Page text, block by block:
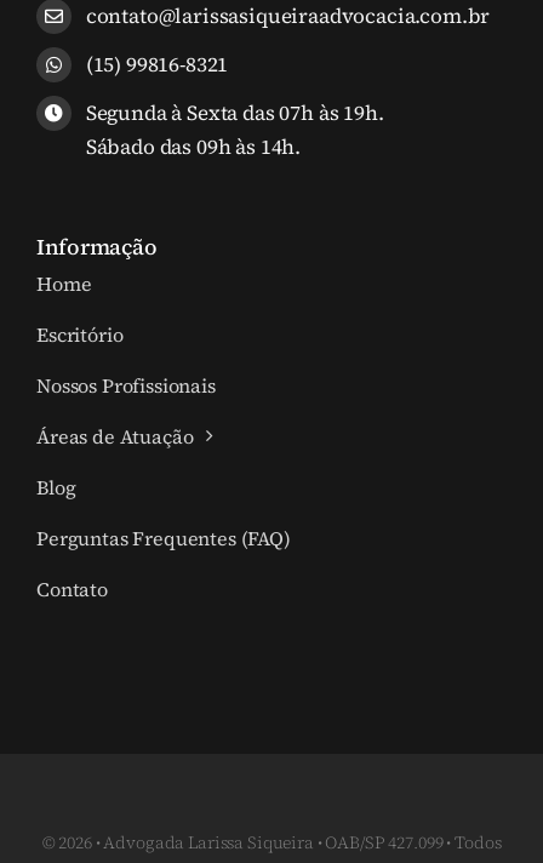
contato@larissasiqueiraadvocacia.com.br
(15) 99816-8321
Segunda à Sexta das 07h às 19h.
Sábado das 09h às 14h.
Informação
Home
Escritório
Nossos Profissionais
Áreas de Atuação
Blog
Perguntas Frequentes (FAQ)
Contato
© 2026 • Advogada Larissa Siqueira • OAB/SP 427.099 • Todos